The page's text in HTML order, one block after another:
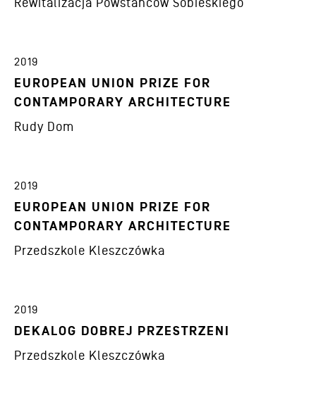
2019
EUROPEAN UNION PRIZE FOR
CONTAMPORARY ARCHITECTURE
Rudy Dom
2019
EUROPEAN UNION PRIZE FOR
CONTAMPORARY ARCHITECTURE
Przedszkole Kleszczówka
2019
DEKALOG DOBREJ PRZESTRZENI
Przedszkole Kleszczówka